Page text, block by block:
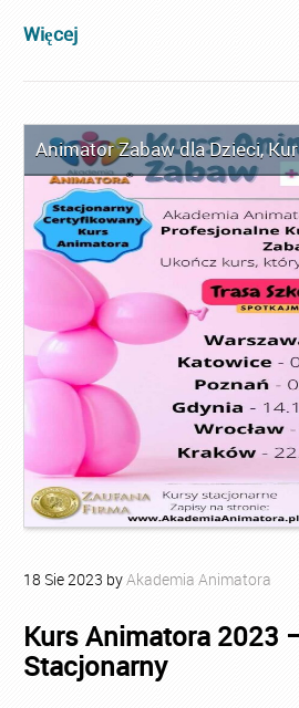
Więcej
Animator Zabaw dla Dzieci,
18 Sie2023 byAkademia Animatora
Kurs Animatora 2023
Stacjonarny